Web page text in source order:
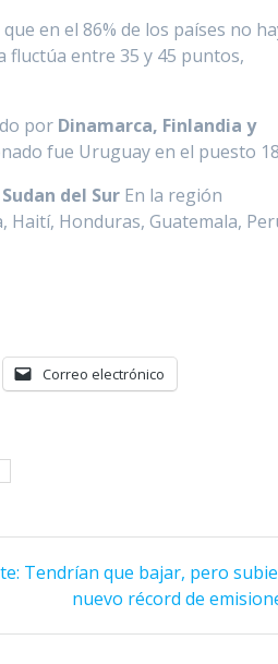
que en el 86% de los países no
fluctúa entre 35 y 45 puntos,
por Dinamarca, Finlandia y
fue Uruguay en el puesto
del Sur En la región
Haití, Honduras, Guatemala,
Correo electrónico
Siguiente
entrada:
Tendrían que bajar, pero
nuevo récord de